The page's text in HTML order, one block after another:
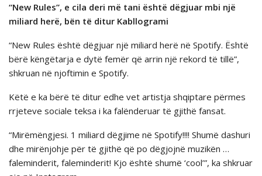
“New Rules”, e cila deri më tani është dëgjuar mbi një
miliard herë, bёn tё ditur Kabllogrami
“New Rules është dëgjuar një miliard herë në Spotify. Është
bërë këngëtarja e dytë femër që arrin një rekord të tillë”,
shkruan në njoftimin e Spotify.
Këtë e ka bërë të ditur edhe vet artistja shqiptare përmes
rrjeteve sociale teksa i ka falënderuar të gjithë fansat.
“Mirëmëngjesi. 1 miliard dëgjime në Spotify!!!! Shumë dashuri
dhe mirënjohje për të gjithë që po dëgjojnë muzikën …
faleminderit, faleminderit! Kjo është shumë ‘cool’”, ka shkruar